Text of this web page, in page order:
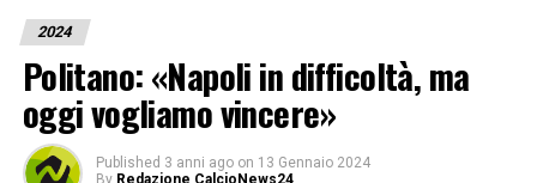
2024
Politano: «Napoli in difficoltà, ma
oggi vogliamo vincere»
Published 3 anni ago on 13 Gennaio 2024
By Redazione CalcioNews24